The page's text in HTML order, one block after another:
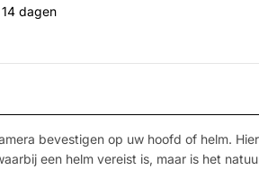
dagen
bevestigen op uw hoofd of helm.
een helm vereist is, maar is het